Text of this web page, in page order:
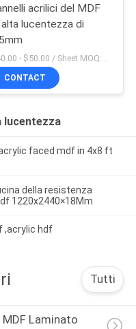
acrilici del MDF
lucentezza di
$40.00 - $50.00 / Sheet MOQ:50 strato/strati
CONTACT
lucentezza
faced mdf in 4x8 ft
della resistenza
1220x2440×18Mm
,acrylic hdf
Tutti
MDF Laminato